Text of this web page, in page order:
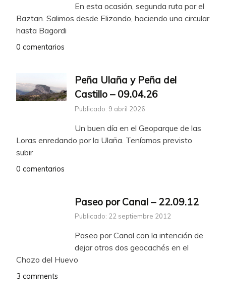
En esta ocasión, segunda ruta por el
Baztan. Salimos desde Elizondo, haciendo una circular
hasta Bagordi
0 comentarios
Peña Ulaña y Peña del
Castillo – 09.04.26
Publicado: 9 abril 2026
Un buen día en el Geoparque de las
Loras enredando por la Ulaña. Teníamos previsto
subir
0 comentarios
Paseo por Canal – 22.09.12
Publicado: 22 septiembre 2012
Paseo por Canal con la intención de
dejar otros dos geocachés en el
Chozo del Huevo
3 comments